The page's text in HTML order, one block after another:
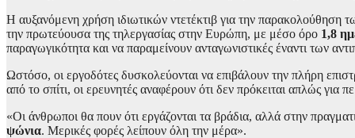
Η αυξανόμενη χρήση ιδιωτικών ντετέκτιβ για την παρακολούθηση
την πρωτεύουσα της τηλεργασίας στην Ευρώπη, με μέσο όρο 1,8
παραγωγικότητα και να παραμείνουν ανταγωνιστικές έναντι των
Ωστόσο, οι εργοδότες δυσκολεύονται να επιβάλουν την πλήρη
από το σπίτι, οι ερευνητές αναφέρουν ότι δεν πρόκειται απλώς
«Οι άνθρωποι θα πουν ότι εργάζονται τα βράδια, αλλά στην
ψώνια. Μερικές φορές λείπουν όλη την μέρα».